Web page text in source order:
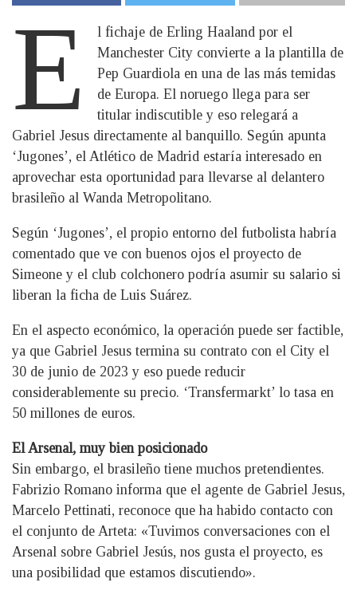
E
l fichaje de Erling Haaland por el
Manchester City convierte a la plantilla de
Pep Guardiola en una de las más temidas
de Europa. El noruego llega para ser
titular indiscutible y eso relegará a
Gabriel Jesus directamente al banquillo. Según apunta
‘Jugones’, el Atlético de Madrid estaría interesado en
aprovechar esta oportunidad para llevarse al delantero
brasileño al Wanda Metropolitano.
Según ‘Jugones’, el propio entorno del futbolista habría
comentado que ve con buenos ojos el proyecto de
Simeone y el club colchonero podría asumir su salario si
liberan la ficha de Luis Suárez.
En el aspecto económico, la operación puede ser factible,
ya que Gabriel Jesus termina su contrato con el City el
30 de junio de 2023 y eso puede reducir
considerablemente su precio. ‘Transfermarkt’ lo tasa en
50 millones de euros.
El Arsenal, muy bien posicionado
Sin embargo, el brasileño tiene muchos pretendientes.
Fabrizio Romano informa que el agente de Gabriel Jesus,
Marcelo Pettinati, reconoce que ha habido contacto con
el conjunto de Arteta: «Tuvimos conversaciones con el
Arsenal sobre Gabriel Jesús, nos gusta el proyecto, es
una posibilidad que estamos discutiendo».